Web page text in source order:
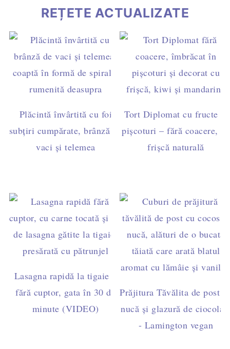
REȚETE ACTUALIZATE
Plăcintă învârtită cu foi
subțiri cumpărate, brânză de
vaci și telemea
Tort Diplomat cu fructe și
pișcoturi – fără coacere, cu
frișcă naturală
Lasagna rapidă la tigaie –
fără cuptor, gata în 30 de
minute (VIDEO)
Prăjitura Tăvălita de post
nucă și glazură de
- Lamington vegan